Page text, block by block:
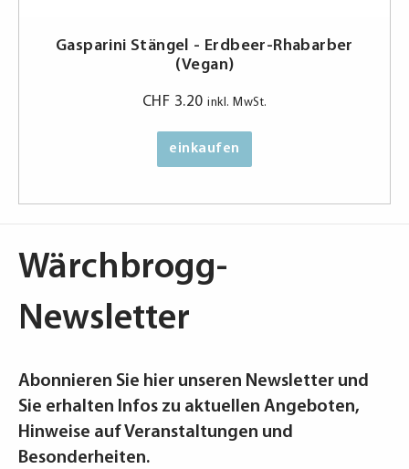
Gasparini Stängel - Erdbeer-Rhabarber
(Vegan)
CHF 3.20 inkl. MwSt.
einkaufen
Wärchbrogg-
Newsletter
Abonnieren Sie hier unseren Newsletter und
Sie erhalten Infos zu aktuellen Angeboten,
Hinweise auf Veranstaltungen und
Besonderheiten.